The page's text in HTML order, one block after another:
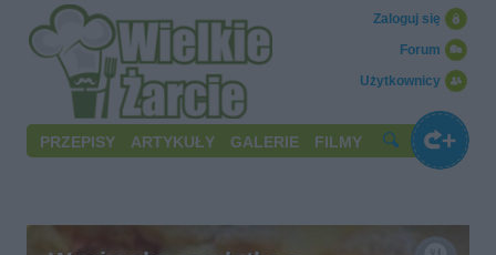
Użytkownicy
Forum
Zaloguj się
PRZEPISY ARTYKUŁY GALERIE FILMY